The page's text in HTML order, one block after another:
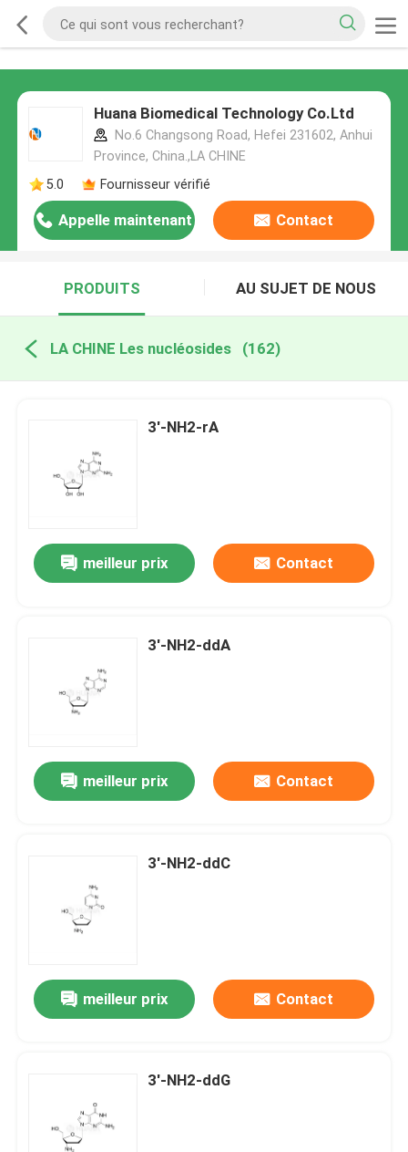
Huana Biomedical Technology Co.Ltd
No.6 Changsong Road, Hefei 231602, Anhui
Province, China.,LA CHINE
5.0
Fournisseur vérifié
Appelle maintenant Contact
PRODUITS AU SUJET DE NOUS
LA CHINE Les nucléosides (162)
3'-NH2-rA
meilleur prix Contact
3'-NH2-ddA
meilleur prix Contact
3'-NH2-ddC
meilleur prix Contact
3'-NH2-ddG